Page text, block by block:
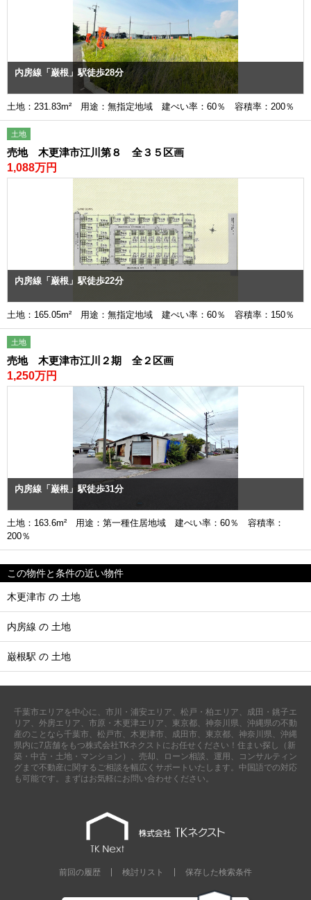
内房線「巌根」駅徒歩28分
土地：231.83m² 用途：無指定地域 建ぺい率：60％ 容積率：200％
土地
売地 木更津市江川第８ 全３５区画
1,088万円
内房線「巌根」駅徒歩22分
土地：165.05m² 用途：無指定地域 建ぺい率：60％ 容積率：150％
土地
売地 木更津市江川２期 全２区画
1,250万円
内房線「巌根」駅徒歩31分
土地：163.6m² 用途：第一種住居地域 建ぺい率：60％ 容積率：
200％
この物件と条件の近い物件
木更津市 の 土地
内房線 の 土地
巌根駅 の 土地
千葉市エリアを中心に、市川・浦安エリア、松戸・柏エリア、成田・銚子エ
リア、外房エリア、市原・木更津エリア、東京都、神奈川県、沖縄県の不動
産のことなら千葉市、松戸市、木更津市、成田市、東京都、神奈川県、沖縄
県内に7店舗をもつ株式会社TKネクストにお任せください！住まい探し（新
築・中古・土地・マンション）、売却、ローン相談、運用、コンサルティン
グまで不動産に関するご相談を幅広くサポートいたします。中国語での対応
も可能です。まずはお気軽にお問い合わせください。
前回の履歴 検討リスト 保存した検索条件